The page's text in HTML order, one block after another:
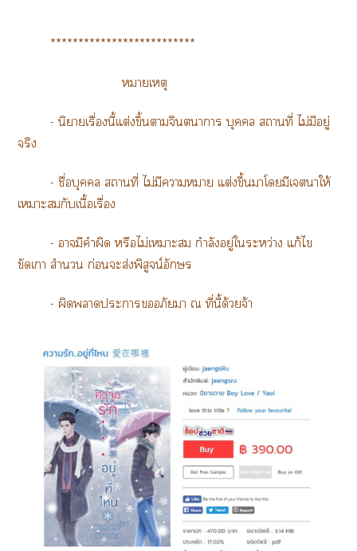
**************************
หมายเหตุ
- นิยายเรื่องนี้แต่งขึ้นาจินตนาการ บุคคล สถานที่ ไม่มีอยู่
จริง
- ชื่อบุคคล สถานที่ ไม่มีาา แต่งขึ้นาโมีเาให้
เาะกับเนื้อเรื่อง
- ามีคำผิด หรือไม่เาะ กำลังอยู่ใระหว่าง แก้ไ
ขัดเา สำนวน ก่อนะส่งพิสูจน์อักษร
- ผิดาะาอภัยา ณ ที่นี้ด้วยจ้า